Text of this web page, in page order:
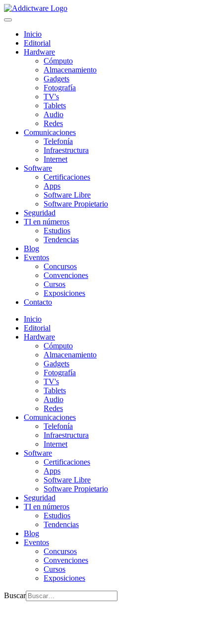
Inicio
Editorial
Hardware
Cómputo
Almacenamiento
Gadgets
Fotografía
TV's
Tablets
Audio
Redes
Comunicaciones
Telefonía
Infraestructura
Internet
Software
Certificaciones
Apps
Software Libre
Software Propietario
Seguridad
TI en números
Estudios
Tendencias
Blog
Eventos
Concursos
Convenciones
Cursos
Exposiciones
Contacto
Inicio
Editorial
Hardware
Cómputo
Almacenamiento
Gadgets
Fotografía
TV's
Tablets
Audio
Redes
Comunicaciones
Telefonía
Infraestructura
Internet
Software
Certificaciones
Apps
Software Libre
Software Propietario
Seguridad
TI en números
Estudios
Tendencias
Blog
Eventos
Concursos
Convenciones
Cursos
Exposiciones
Buscar